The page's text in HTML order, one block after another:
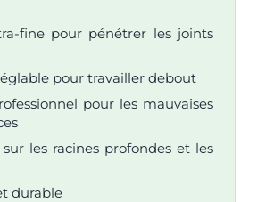
fine pour pénétrer les joints
pour travailler debout
pour les mauvaises
les racines profondes et les
durable